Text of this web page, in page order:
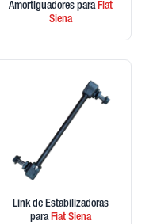
Amortiguadores paraFiat
Siena
Link de Estabilizadoras
paraFiatSiena